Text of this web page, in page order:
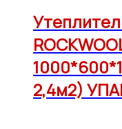
2,4м2)